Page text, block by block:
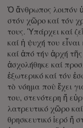
Ὁ ἄνθρωπος λοιπόν
στόν χῶρο καί τόν
τους. Ὑπάρχει καί
καί ἡ ψυχή του
καί ἀπό τήν ἀρχή
ἀσχολήθηκε καί
ἐξωτερικό καί τόν
τὸ νόημα ποὺ ἔχει
του, στενότερη ἤ
λατρευτικό χῶρο
θρησκευτικό ἱερό ἤ